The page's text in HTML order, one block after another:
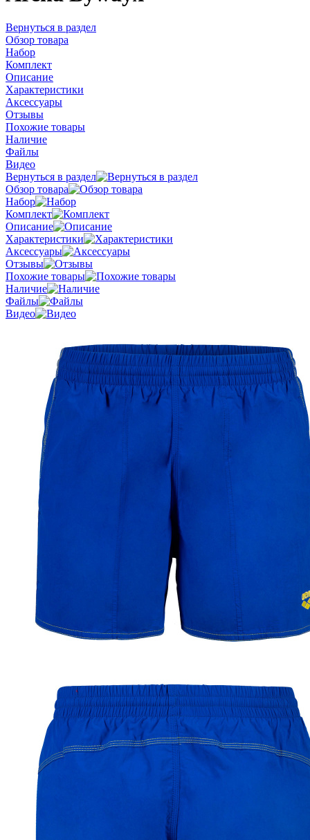
Вернуться в раздел
Обзор товара
Набор
Комплект
Описание
Характеристики
Аксессуары
Отзывы
Похожие товары
Наличие
Файлы
Видео
Вернуться в раздел
Обзор товара
Набор
Комплект
Описание
Характеристики
Аксессуары
Отзывы
Похожие товары
Наличие
Файлы
Видео